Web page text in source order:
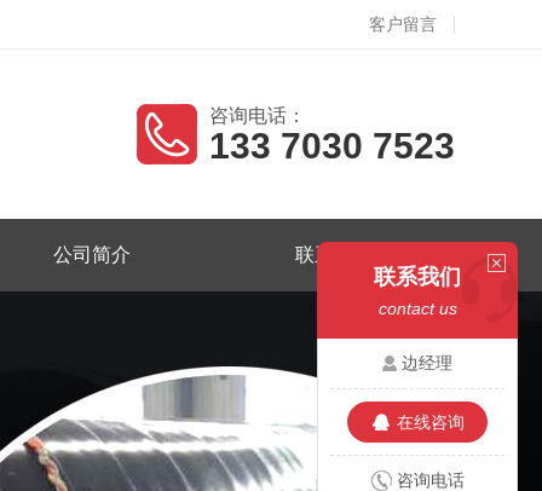
客户留言
咨询电话：
133 7030 7523
公司简介 联系我们
联系我们
contact us
边经理
在线咨询
咨询电话